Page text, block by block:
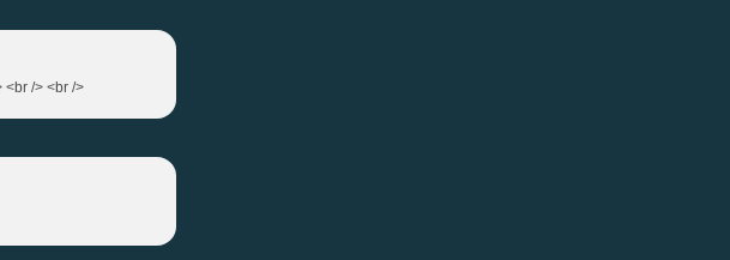
/> <br />